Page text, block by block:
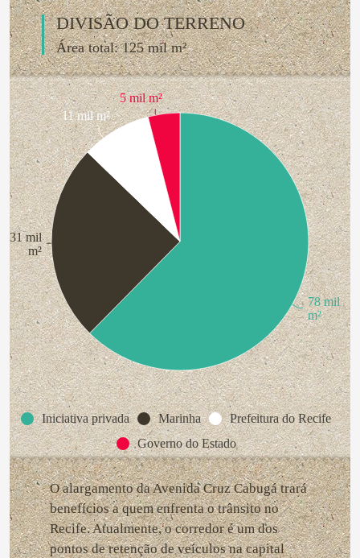
DIVISÃO DO TERRENO
Área total: 125 mil m²
Iniciativa privada Marinha
Prefeitura do Recife
Governo do Estado
78 mil
m²
31 mil
m²
11 mil m²
5 mil m²
O alargamento da Avenida Cruz Cabugá trará
benefícios a quem enfrenta o trânsito no
Recife. Atualmente, o corredor é um dos
pontos de retenção de veículos na capital